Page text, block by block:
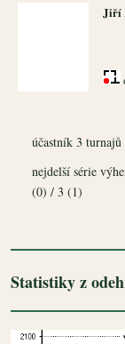
Jiří
účastník 3 turnajů
nejdelší série
(0) / 3 (1)
Statistiky z